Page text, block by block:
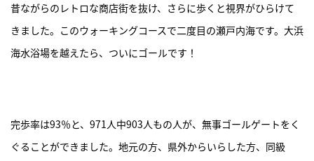
昔ながらのレトロな商店街を抜け、さらに歩くと視界がひらけて
きました。このウォーキングコースで二度目の瀬戸内海です。大浜
海水浴場を越えたら、ついにゴールです！
完歩率は93％と、971人中903人もの人が、無事ゴールゲートをく
ぐることができました。地元の方、県外からいらした方、同級